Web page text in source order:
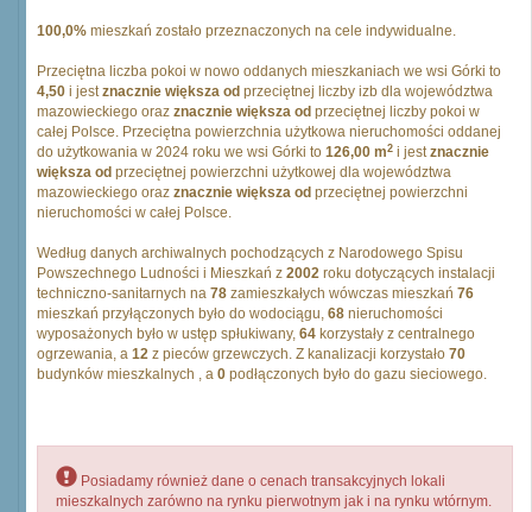
100,0% mieszkań zostało przeznaczonych na cele indywidualne.
Przeciętna liczba pokoi w nowo oddanych mieszkaniach we wsi Górki to
4,50 i jestznacznie większa od przeciętnej liczby izb dla województwa
mazowieckiego oraz znacznie większa od przeciętnej liczby pokoi w
całej Polsce. Przeciętna powierzchnia użytkowa nieruchomości oddanej
do użytkowania w 2024 roku we wsi Górki to 126,00 m2 i jestznacznie
większa od przeciętnej powierzchni użytkowej dla województwa
mazowieckiego oraz znacznie większa od przeciętnej powierzchni
nieruchomości w całej Polsce.
Według danych archiwalnych pochodzących z Narodowego Spisu
Powszechnego Ludności i Mieszkań z 2002 roku dotyczących instalacji
techniczno-sanitarnych na 78 zamieszkałych wówczas mieszkań 76
mieszkań przyłączonych było do wodociągu, 68 nieruchomości
wyposażonych było w ustęp spłukiwany, 64 korzystały z centralnego
ogrzewania, a 12 z pieców grzewczych. Z kanalizacji korzystało 70
budynków mieszkalnych , a 0 podłączonych było do gazu sieciowego.
Posiadamy również dane o cenach transakcyjnych lokali
mieszkalnych zarówno na rynku pierwotnym jak i na rynku wtórnym.